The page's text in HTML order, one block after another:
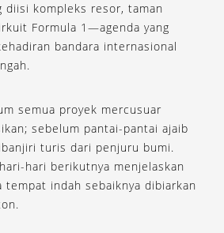
diisi kompleks resor, taman
Formula 1—agenda yang
bandara internasional
semua proyek mercusuar
sebelum pantai-pantai ajaib
turis dari penjuru bumi.
hari berikutnya menjelaskan
tempat indah sebaiknya dibiarkan